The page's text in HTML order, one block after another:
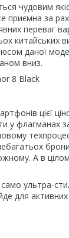
чудовим
приємна за
переваг
даної
вниз.
цієї
у флагманах
А в
ультра-
для активних